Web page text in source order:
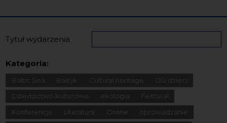
Tytuł wydarzenia
Kategoria:
Baltic Sea Bałtyk Cultural heritage
Dla dzieci
Dziedzictwo kulturowe
ekologia
Festiwal
Konferencje
Literatura Online
oprowadzanie